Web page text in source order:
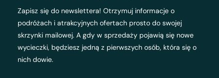
Zapisz się do newslettera! Otrzymuj informacje o
podróżach i atrakcyjnych ofertach prosto do swojej
skrzynki mailowej. A gdy w sprzedaży pojawią się nowe
wycieczki, będziesz jedną z pierwszych osób, która się o
nich dowie.